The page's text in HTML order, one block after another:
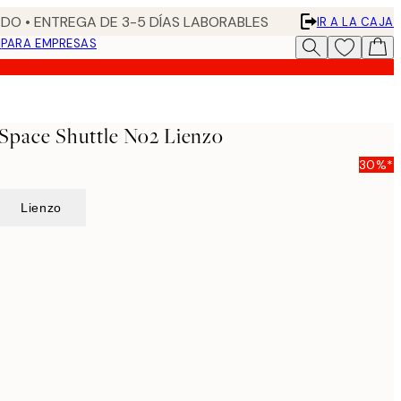
• ENTREGA DE 3-5 DÍAS LABORABLES
IR A LA CAJA
PARA EMPRESAS
Shuttle No2 Lienzo
30%*
Lienzo